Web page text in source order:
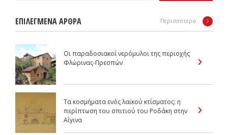
ΕΠΙΛΕΓΜΕΝΑ ΑΡΘΡΑ Περισσότερα
Οι παραδοσιακοί νερόμυλοι της περιοχής
Φλώρινας-Πρεσπών
Τα κοσμήματα ενός λαϊκού κτίσματος: η
περίπτωση του σπιτιού του Ροδάκη στην
Αίγινα